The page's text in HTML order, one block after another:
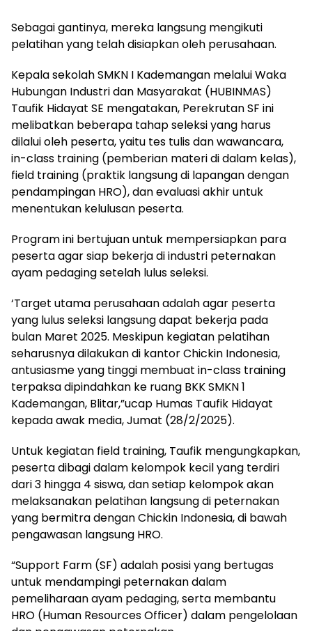
Sebagai gantinya, mereka langsung mengikuti
pelatihan yang telah disiapkan oleh perusahaan.
Kepala sekolah SMKN I Kademangan melalui Waka
Hubungan Industri dan Masyarakat (HUBINMAS)
Taufik Hidayat SE mengatakan, Perekrutan SF ini
melibatkan beberapa tahap seleksi yang harus
dilalui oleh peserta, yaitu tes tulis dan wawancara,
in-class training (pemberian materi di dalam kelas),
field training (praktik langsung di lapangan dengan
pendampingan HRO), dan evaluasi akhir untuk
menentukan kelulusan peserta.
Program ini bertujuan untuk mempersiapkan para
peserta agar siap bekerja di industri peternakan
ayam pedaging setelah lulus seleksi.
‘Target utama perusahaan adalah agar peserta
yang lulus seleksi langsung dapat bekerja pada
bulan Maret 2025. Meskipun kegiatan pelatihan
seharusnya dilakukan di kantor Chickin Indonesia,
antusiasme yang tinggi membuat in-class training
terpaksa dipindahkan ke ruang BKK SMKN 1
Kademangan, Blitar,”ucap Humas Taufik Hidayat
kepada awak media, Jumat (28/2/2025).
Untuk kegiatan field training, Taufik mengungkapkan,
peserta dibagi dalam kelompok kecil yang terdiri
dari 3 hingga 4 siswa, dan setiap kelompok akan
melaksanakan pelatihan langsung di peternakan
yang bermitra dengan Chickin Indonesia, di bawah
pengawasan langsung HRO.
“Support Farm (SF) adalah posisi yang bertugas
untuk mendampingi peternakan dalam
pemeliharaan ayam pedaging, serta membantu
HRO (Human Resources Officer) dalam pengelolaan